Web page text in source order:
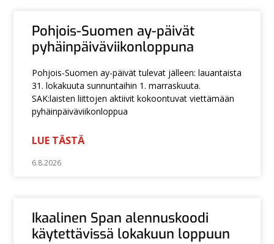
Pohjois-Suomen ay-päivät
pyhäinpäiväviikonloppuna
Pohjois-Suomen ay-päivät tulevat jälleen: lauantaista
31. lokakuuta sunnuntaihin 1. marraskuuta.
SAK:laisten liittojen aktiivit kokoontuvat viettämään
pyhäinpäiväviikonloppua
LUE TÄSTÄ
6.8.2026
Ikaalinen Span alennuskoodi
käytettävissä lokakuun loppuun